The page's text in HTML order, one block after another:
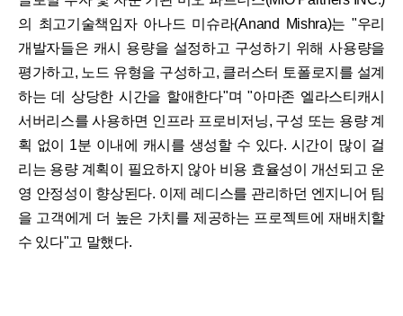
의 최고기술책임자 아나드 미슈라(Anand Mishra)는 "우리
개발자들은 캐시 용량을 설정하고 구성하기 위해 사용량을
평가하고, 노드 유형을 구성하고, 클러스터 토폴로지를 설계
하는 데 상당한 시간을 할애한다"며 "아마존 엘라스티캐시
서버리스를 사용하면 인프라 프로비저닝, 구성 또는 용량 계
획 없이 1분 이내에 캐시를 생성할 수 있다. 시간이 많이 걸
리는 용량 계획이 필요하지 않아 비용 효율성이 개선되고 운
영 안정성이 향상된다. 이제 레디스를 관리하던 엔지니어 팀
을 고객에게 더 높은 가치를 제공하는 프로젝트에 재배치할
수 있다"고 말했다.